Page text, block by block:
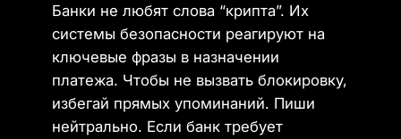
Банки не любят слова “крипта”. Их
системы безопасности реагируют на
ключевые фразы в назначении
платежа. Чтобы не вызвать блокировку,
избегай прямых упоминаний. Пиши
нейтрально. Если банк требует